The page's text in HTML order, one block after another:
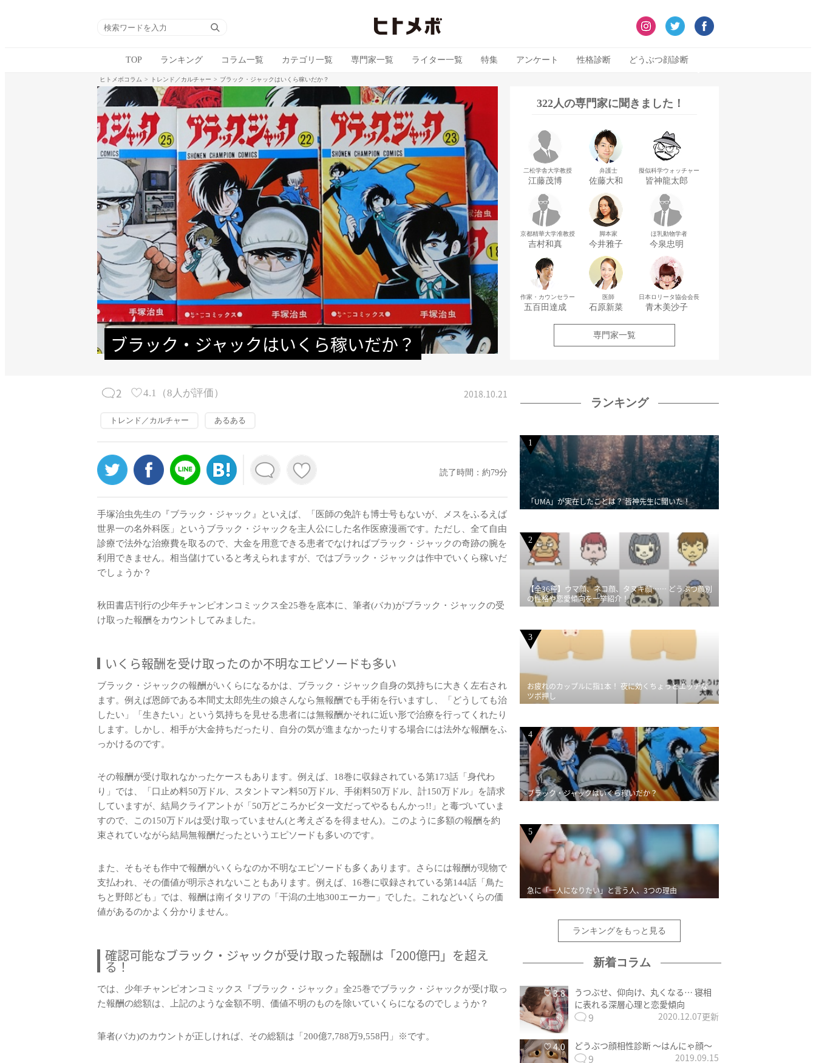
TOP ランキング コラム一覧 カテゴリ一覧 専門家一覧 ライター一覧 特集 アンケート 性格診断 どうぶつ顔診断
ヒトメボコラム トレンド／カルチャー ブラック・ジャックはいくら稼いだか？
ブラック・ジャックはいくら稼いだか？
322人の専門家に聞きました！
二松学舎大学教授
江藤茂博
弁護士
佐藤大和
擬似科学ウォッチャー
皆神龍太郎
京都精華大学准教授
吉村和真
脚本家
今井雅子
ほ乳動物学者
今泉忠明
作家・カウンセラー
五百田達成
医師
石原新菜
日本ロリータ協会会長
青木美沙子
専門家一覧
2 4.1 （8 人が評価） 2018.10.21
トレンド／カルチャー あるある
読了時間：約79分
手塚治虫先生の『ブラック・ジャック』といえば、「医師の免許も博士号もないが、メスをふるえば
世界一の名外科医」というブラック・ジャックを主人公にした名作医療漫画です。ただし、全て自由
診療で法外な治療費を取るので、大金を用意できる患者でなければブラック・ジャックの奇跡の腕を
利用できません。相当儲けていると考えられますが、ではブラック・ジャックは作中でいくら稼いだ
でしょうか？
秋田書店刊行の少年チャンピオンコミックス全25巻を底本に、筆者(バカ)がブラック・ジャックの受
け取った報酬をカウントしてみました。
いくら報酬を受け取ったのか不明なエピソードも多い
ブラック・ジャックの報酬がいくらになるかは、ブラック・ジャック自身の気持ちに大きく左右され
ます。例えば恩師である本間丈太郎先生の娘さんなら無報酬でも手術を行いますし、「どうしても治
したい」「生きたい」という気持ちを見せる患者には無報酬かそれに近い形で治療を行ってくれたり
します。しかし、相手が大金持ちだったり、自分の気が進まなかったりする場合には法外な報酬をふ
っかけるのです。
その報酬が受け取れなかったケースもあります。例えば、18巻に収録されている第173話「身代わ
り」では、「口止め料50万ドル、スタントマン料50万ドル、手術料50万ドル、計150万ドル」を請求
していますが、結局クライアントが「50万どころかビタ一文だってやるもんかっ!!」と毒づいていま
すので、この150万ドルは受け取っていません(と考えざるを得ません)。このように多額の報酬を約
束されていながら結局無報酬だったというエピソードも多いのです。
また、そもそも作中で報酬がいくらなのか不明なエピソードも多くあります。さらには報酬が現物で
支払われ、その価値が明示されないこともあります。例えば、16巻に収録されている第144話「鳥た
ちと野郎ども」では、報酬は南イタリアの「干潟の土地300エーカー」でした。これなどいくらの価
値があるのかよく分かりません。
確認可能なブラック・ジャックが受け取った報酬は「200億円」を超え
る！
では、少年チャンピオンコミックス『ブラック・ジャック』全25巻でブラック・ジャックが受け取っ
た報酬の総額は、上記のような金額不明、価値不明のものを除いていくらになるのでしょうか？
筆者(バカ)のカウントが正しければ、その総額は「200億7,788万9,558円」※です。
ランキング
1
「UMA」が実在したことは？ 皆神先生に聞いた！
2
【全36種】ウマ顔、ネコ顔、タヌキ顔…… どうぶつ顔別
の性格や恋愛傾向を一挙紹介！
3
お疲れのカップルに指1本！ 夜に効くちょっとエッチな
ツボ押し
4
ブラック・ジャックはいくら稼いだか？
5
急に「一人になりたい」と言う人、3つの理由
ランキングをもっと見る
新着コラム
3.8
うつぶせ、仰向け、丸くなる… 寝相
に表れる深層心理と恋愛傾向
9 2020.12.07更新
4.0 どうぶつ顔相性診断 〜はんにゃ顔〜
9 2019.09.15